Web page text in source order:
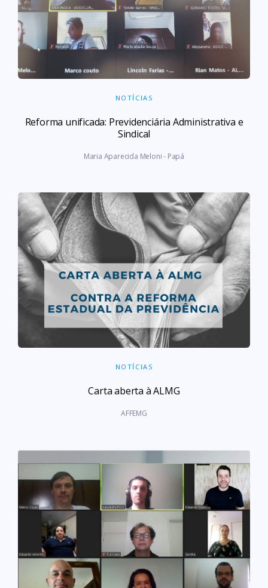
NOTÍCIAS
Reforma unificada: Previdenciária Administrativa e
Sindical
Maria Aparecida Meloni - Papá
NOTÍCIAS
Carta aberta à ALMG
AFFEMG